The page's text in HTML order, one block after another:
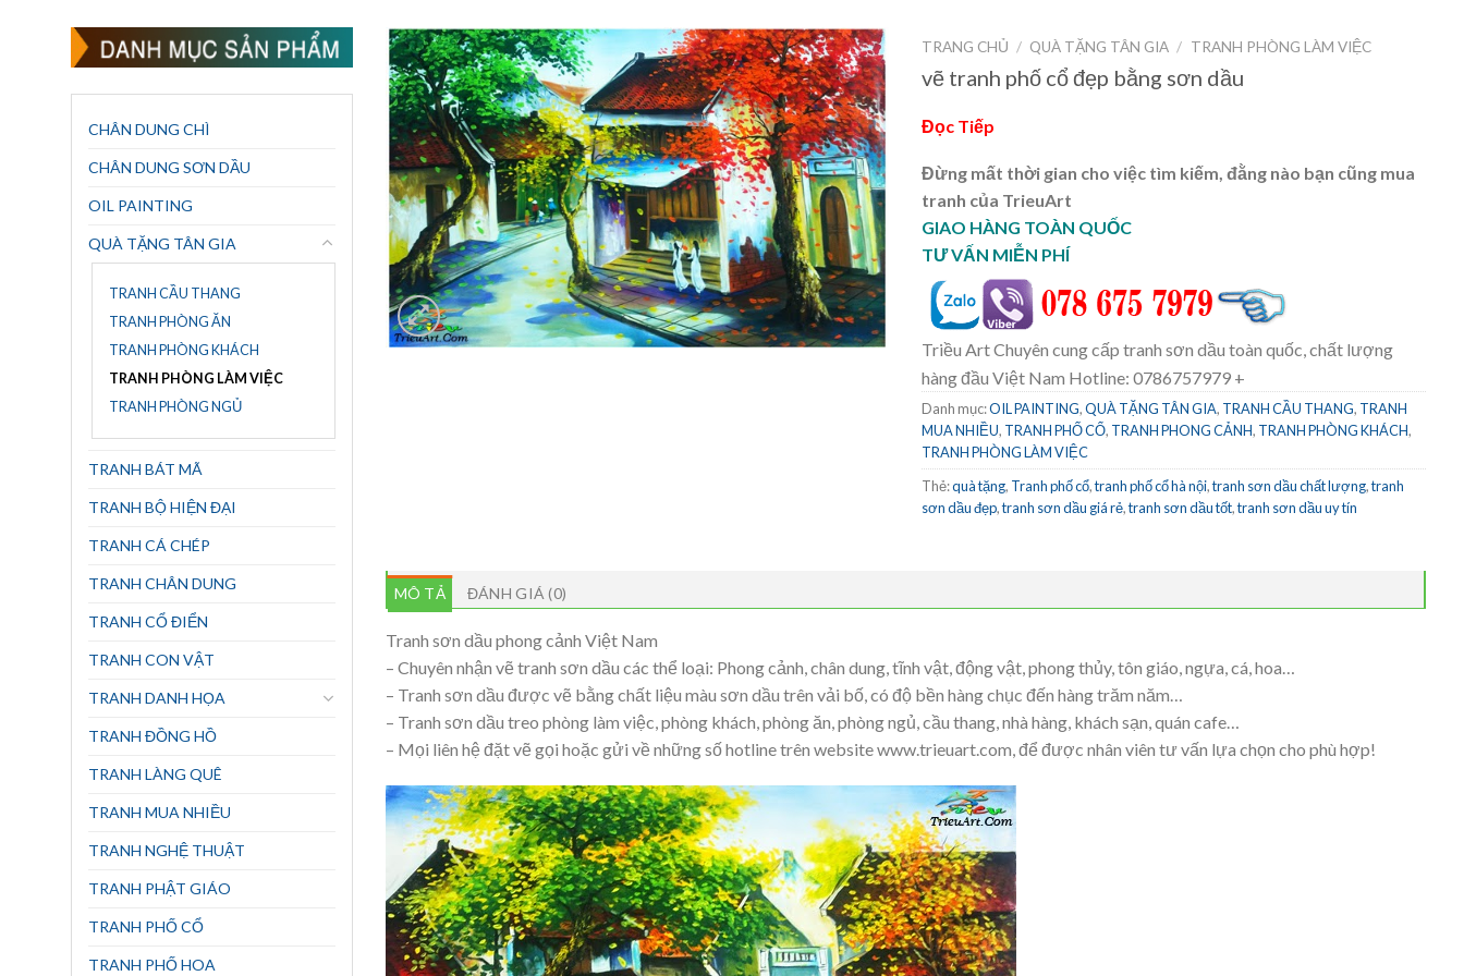
CHÂN DUNG CHÌ
CHÂN DUNG SƠN DẦU
OIL PAINTING
QUÀ TẶNG TÂN GIA
TRANH CẦU THANG
TRANH PHÒNG ĂN
TRANH PHÒNG KHÁCH
TRANH PHÒNG LÀM VIỆC
TRANH PHÒNG NGỦ
TRANH BÁT MÃ
TRANH BỘ HIỆN ĐẠI
TRANH CÁ CHÉP
TRANH CHÂN DUNG
TRANH CỔ ĐIỂN
TRANH CON VẬT
TRANH DANH HỌA
TRANH ĐỒNG HỒ
TRANH LÀNG QUÊ
TRANH MUA NHIỀU
TRANH NGHỆ THUẬT
TRANH PHẬT GIÁO
TRANH PHỐ CỔ
TRANH PHỐ HOA
TRANG CHỦ / QUÀ TẶNG TÂN GIA / TRANH PHÒNG LÀM VIỆC
vẽ tranh phố cổ đẹp bằng sơn dầu
Đọc Tiếp
Đừng mất thời gian cho việc tìm kiếm, đằng nào bạn cũng mua
tranh của TrieuArt
GIAO HÀNG TOÀN QUỐC
TƯ VẤN MIỄN PHÍ
Triều Art Chuyên cung cấp tranh sơn dầu toàn quốc, chất lượng
hàng đầu Việt Nam Hotline: 0786757979 +
Danh mục:OIL PAINTING,QUÀ TẶNG TÂN GIA, TRANH CẦU THANG, TRANH
MUA NHIỀU, TRANH PHỐ CỔ, TRANH PHONG CẢNH, TRANH PHÒNG KHÁCH,
TRANH PHÒNG LÀM VIỆC
Thẻ:quà tặng, Tranh phố cổ,tranh phố cổ hà nội,tranh sơn dầu chất lượng,tranh
sơn dầu đẹp,tranh sơn dầu giá rẻ,tranh sơn dầu tốt,tranh sơn dầu uy tín
MÔ TẢ ĐÁNH GIÁ (0)
Tranh sơn dầu phong cảnh Việt Nam
– Chuyên nhận vẽ tranh sơn dầu các thể loại: Phong cảnh, chân dung, tĩnh vật, động vật, phong thủy, tôn giáo, ngựa, cá, hoa…
– Tranh sơn dầu được vẽ bằng chất liệu màu sơn dầu trên vải bố, có độ bền hàng chục đến hàng trăm năm…
– Tranh sơn dầu treo phòng làm việc, phòng khách, phòng ăn, phòng ngủ, cầu thang, nhà hàng, khách sạn, quán cafe…
– Mọi liên hệ đặt vẽ gọi hoặc gửi về những số hotline trên website www.trieuart.com, để được nhân viên tư vấn lựa chọn cho phù hợp!